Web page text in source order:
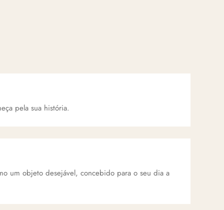
pela sua história.
um objeto desejável, concebido para o seu dia a